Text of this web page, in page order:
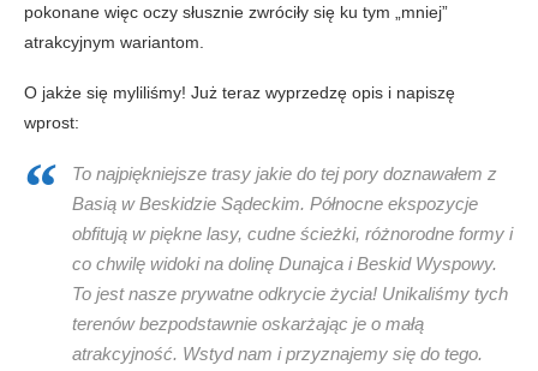
pokonane więc oczy słusznie zwróciły się ku tym „mniej”
atrakcyjnym wariantom.
O jakże się myliliśmy! Już teraz wyprzedzę opis i napiszę
wprost:
To najpiękniejsze trasy jakie do tej pory doznawałem z
Basią w Beskidzie Sądeckim. Północne ekspozycje
obfitują w piękne lasy, cudne ścieżki, różnorodne formy i
co chwilę widoki na dolinę Dunajca i Beskid Wyspowy.
To jest nasze prywatne odkrycie życia! Unikaliśmy tych
terenów bezpodstawnie oskarżając je o małą
atrakcyjność. Wstyd nam i przyznajemy się do tego.